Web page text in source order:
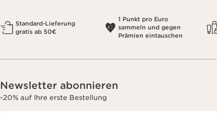
Standard-Lieferung
gratis ab 50€
1 Punkt pro Euro
sammeln und gegen
Prämien eintauschen
Newsletter abonnieren
-20% auf Ihre erste Bestellung